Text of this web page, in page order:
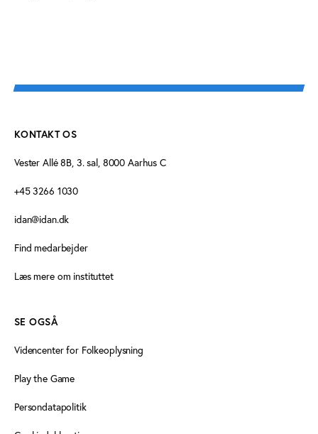
KONTAKT OS
Vester Allé 8B, 3. sal, 8000 Aarhus C
+45 3266 1030
idan@idan.dk
Find medarbejder
Læs mere om instituttet
SE OGSÅ
Videncenter for Folkeoplysning
Play the Game
Persondatapolitik